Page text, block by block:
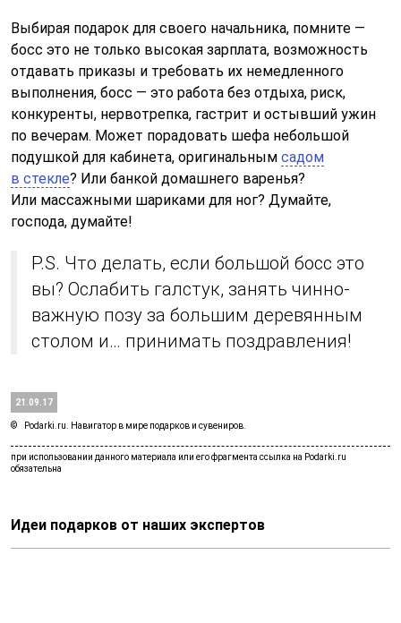
21.09.17
Выбирая подарок для своего начальника, помните —
босс это не только высокая зарплата, возможность
отдавать приказы и требовать их немедленного
выполнения, босс — это работа без отдыха, риск,
конкуренты, нервотрепка, гастрит и остывший ужин
по вечерам. Может порадовать шефа небольшой
подушкой для кабинета, оригинальным садом
в стекле? Или банкой домашнего варенья?
Или массажными шариками для ног? Думайте,
господа, думайте!
P.S. Что делать, если большой босс это
вы? Ослабить галстук, занять чинно-
важную позу за большим деревянным
столом и… принимать поздравления!
Podarki.ru. Навигатор в мире подарков и сувениров.
Идеи подарков от наших экспертов